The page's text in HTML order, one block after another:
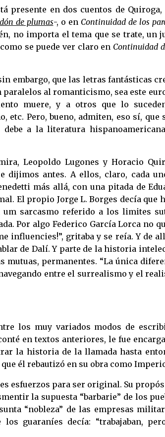
presente en dos cuentos de Quiroga,
de plumas-, o en Continuidad de los
no importa el tema que se trate, un
se puede ver claro en Continuidad
embargo, que las letras fantásticas
al romanticismo, sea este
muere, y a otros que lo
Pero, bueno, admiten, eso sí, que
a la literatura
Leopoldo Lugones y Horacio
dijimos antes. A ellos, claro, cada
más allá, con una pitada de
El propio Jorge L. Borges decía que
um sarcasmo referido a los limites
Por algo Federico García Lorca no
influencies!”, gritaba y se reía. Y de
de Dalí. Y parte de la historia
permanentes. “La única
entre el surrealismo y el
los muy variados modos de
en textos anteriores, le fue
la historia de la llamada hasta
él rebautizó en su obra como
esfuerzos para ser original. Su
la supuesta “barbarie” de los
“nobleza” de las empresas
guaraníes decía: “trabajaban,